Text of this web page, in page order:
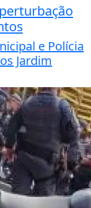
e Polícia
Jardim